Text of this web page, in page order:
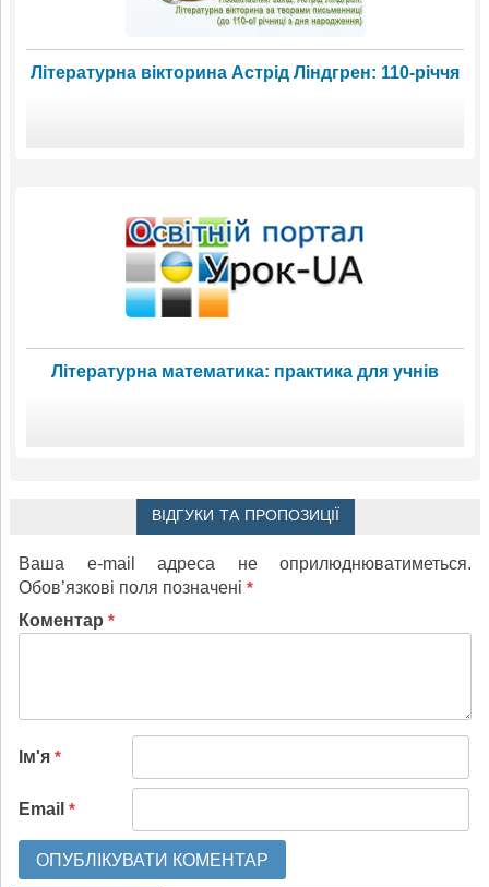
Літературна вікторина Астрід Ліндгрен: 110-річчя
Літературна математика: практика для учнів
ВІДГУКИ ТА ПРОПОЗИЦІЇ
Ваша e-mail адреса не оприлюднюватиметься.
Обов’язкові поля позначені *
Коментар *
Ім'я *
Email *